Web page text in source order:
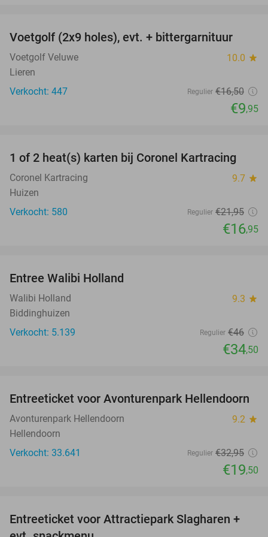
40%
Voetgolf (2x9 holes), evt. + bittergarnituur
Voetgolf Veluwe 10.0 star
Lieren
Verkocht: 447
Regulier €16,50
€9,95
23%
1 of 2 heat(s) karten bij Coronel Kartracing
Coronel Kartracing 9.7 star
Huizen
Verkocht: 580
Regulier €21,95
€16,95
Entree Walibi Holland
Walibi Holland 9.3 star
Biddinghuizen
Verkocht: 5.139
Regulier €46
€34,50
41%
Entreeticket voor Avonturenpark Hellendoorn
Avonturenpark Hellendoorn 9.2 star
Hellendoorn
Verkocht: 33.641
Regulier €32,95
€19,50
41%
Entreeticket voor Attractiepark Slagharen +